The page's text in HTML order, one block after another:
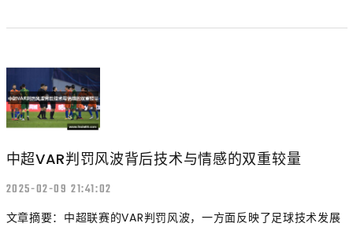
中超VAR判罚风波背后技术与情感的双重较量
2025-02-09 21:41:02
文章摘要：中超联赛的VAR判罚风波，一方面反映了足球技术发展